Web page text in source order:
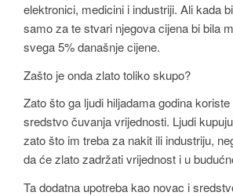
elektronici, medicini i industriji. Ali kada
samo za te stvari njegova cijena bi bila
svega 5% današnje cijene.
Zašto je onda zlato toliko skupo?
Zato što ga ljudi hiljadama godina
sredstvo čuvanja vrijednosti. Ljudi
zato što im treba za nakit ili industriju,
da će zlato zadržati vrijednost i u
Ta dodatna upotreba kao novac i